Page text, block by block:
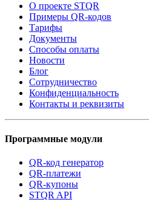
О проекте STQR
Примеры QR-кодов
Тарифы
Документы
Способы оплаты
Новости
Блог
Сотрудничество
Конфиденциальность
Контакты и реквизиты
Программные модули
QR-код генератор
QR-платежи
QR-купоны
STQR API